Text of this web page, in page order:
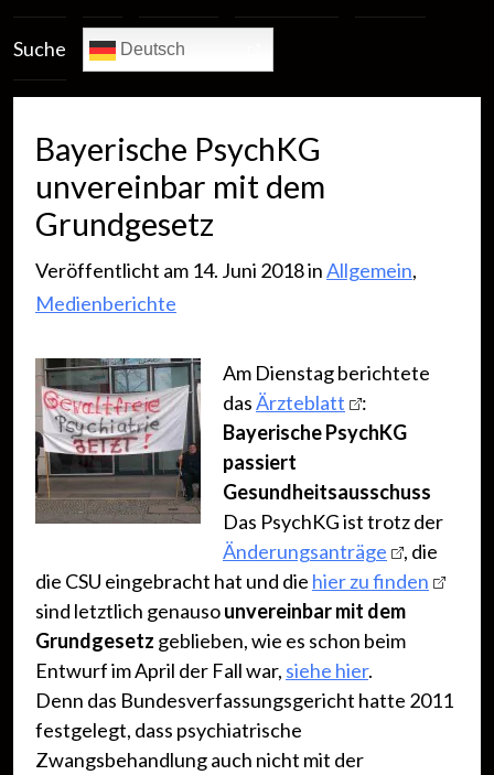
Suche Deutsch
Bayerische PsychKG
unvereinbar mit dem
Grundgesetz
Veröffentlicht am 14. Juni 2018 inAllgemein,
Medienberichte
Am Dienstag berichtete
dasÄrzteblatt
:
Bayerische PsychKG
passiert
Gesundheitsausschuss
Das PsychKG ist trotz der
Änderungsanträge
, die
die CSU eingebracht hat und die hier zu finden
sind letztlich genausounvereinbar mit dem
Grundgesetz geblieben, wie es schon beim
Entwurf im April der Fall war, siehe hier.
Denn das Bundesverfassungsgericht hatte 2011
festgelegt, dass psychiatrische
Zwangsbehandlung auch nicht mit der